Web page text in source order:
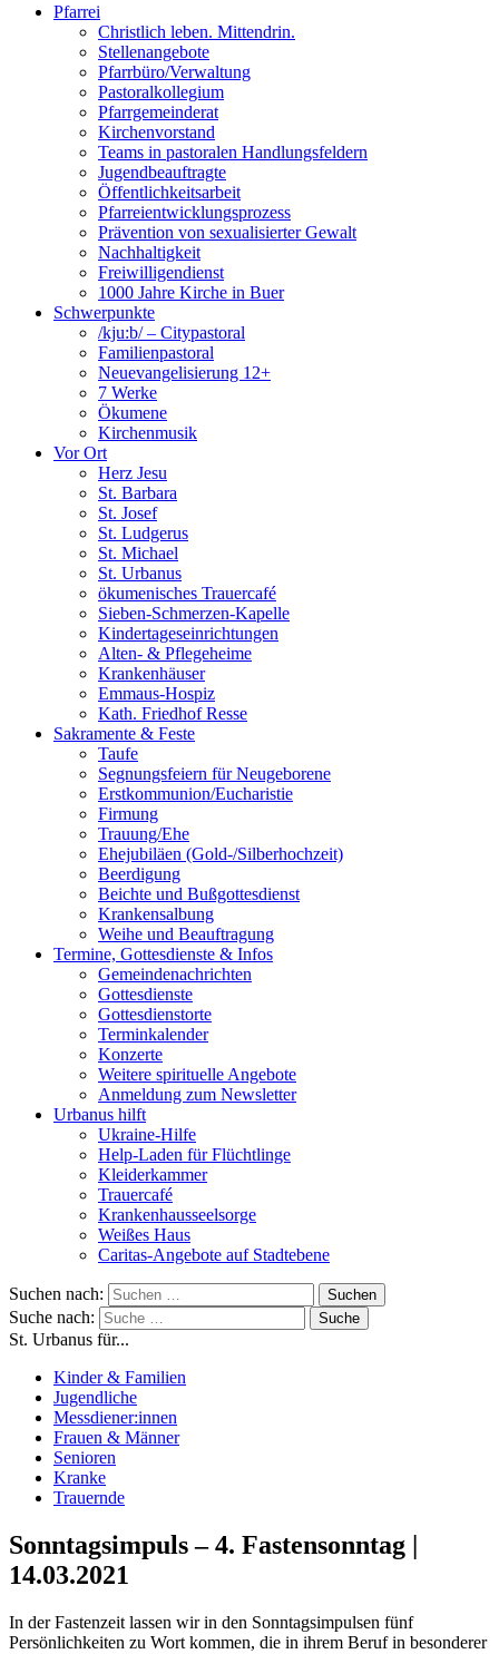
Pfarrei
Christlich leben. Mittendrin.
Stellenangebote
Pfarrbüro/Verwaltung
Pastoralkollegium
Pfarrgemeinderat
Kirchenvorstand
Teams in pastoralen Handlungsfeldern
Jugendbeauftragte
Öffentlichkeitsarbeit
Pfarreientwicklungsprozess
Prävention von sexualisierter Gewalt
Nachhaltigkeit
Freiwilligendienst
1000 Jahre Kirche in Buer
Schwerpunkte
/kju:b/ – Citypastoral
Familienpastoral
Neuevangelisierung 12+
7 Werke
Ökumene
Kirchenmusik
Vor Ort
Herz Jesu
St. Barbara
St. Josef
St. Ludgerus
St. Michael
St. Urbanus
ökumenisches Trauercafé
Sieben-Schmerzen-Kapelle
Kindertageseinrichtungen
Alten- & Pflegeheime
Krankenhäuser
Emmaus-Hospiz
Kath. Friedhof Resse
Sakramente & Feste
Taufe
Segnungsfeiern für Neugeborene
Erstkommunion/Eucharistie
Firmung
Trauung/Ehe
Ehejubiläen (Gold-/Silberhochzeit)
Beerdigung
Beichte und Bußgottesdienst
Krankensalbung
Weihe und Beauftragung
Termine, Gottesdienste & Infos
Gemeindenachrichten
Gottesdienste
Gottesdienstorte
Terminkalender
Konzerte
Weitere spirituelle Angebote
Anmeldung zum Newsletter
Urbanus hilft
Ukraine-Hilfe
Help-Laden für Flüchtlinge
Kleiderkammer
Trauercafé
Krankenhausseelsorge
Weißes Haus
Caritas-Angebote auf Stadtebene
Suchen nach:
Suche nach:
St. Urbanus für...
Kinder & Familien
Jugendliche
Messdiener:innen
Frauen & Männer
Senioren
Kranke
Trauernde
Sonntagsimpuls – 4. Fastensonntag |
14.03.2021
In der Fastenzeit lassen wir in den Sonntagsimpulsen fünf
Persönlichkeiten zu Wort kommen, die in ihrem Beruf in besonderer